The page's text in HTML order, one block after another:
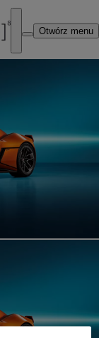
Otwórz menu